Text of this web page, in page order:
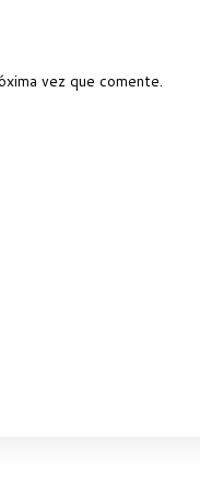
vez que comente.